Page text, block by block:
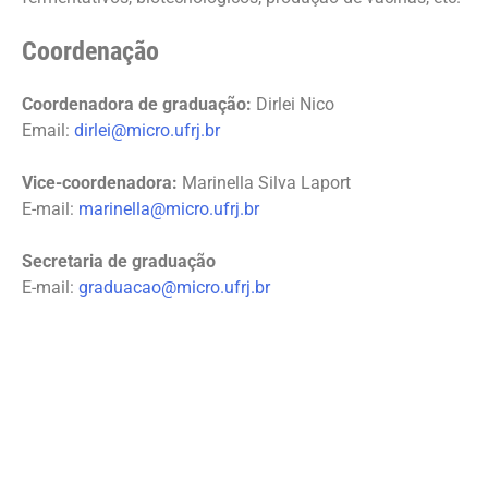
Coordenação
Coordenadora de graduação: Dirlei Nico
Email: dirlei@micro.ufrj.br
Vice-coordenadora: Marinella Silva Laport
E-mail: marinella@micro.ufrj.br
Secretaria de graduação
E-mail: graduacao@micro.ufrj.br